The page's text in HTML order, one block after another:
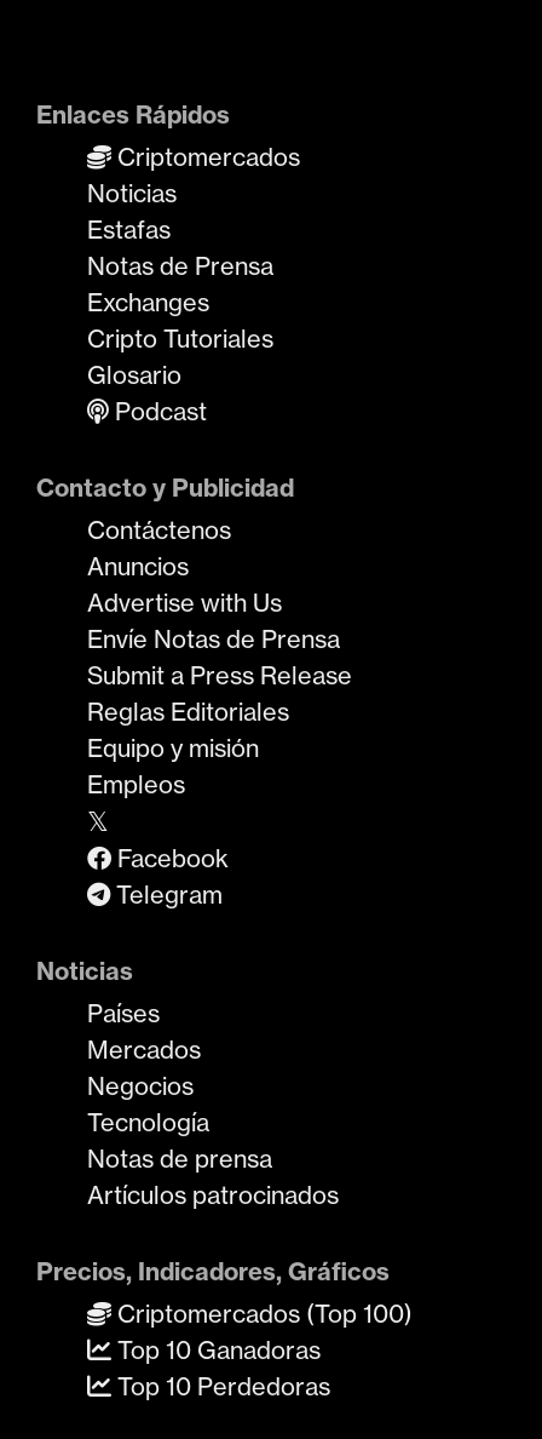
Enlaces Rápidos
Criptomercados
Noticias
Estafas
Notas de Prensa
Exchanges
Cripto Tutoriales
Glosario
Podcast
Contacto y Publicidad
Contáctenos
Anuncios
Advertise with Us
Envíe Notas de Prensa
Submit a Press Release
Reglas Editoriales
Equipo y misión
Empleos
𝕏
Facebook
Telegram
Noticias
Países
Mercados
Negocios
Tecnología
Notas de prensa
Artículos patrocinados
Precios, Indicadores, Gráficos
Criptomercados (Top 100)
Top 10 Ganadoras
Top 10 Perdedoras